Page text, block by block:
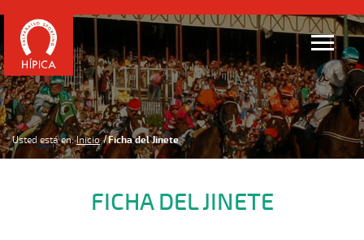
Usted está en: Inicio Ficha del Jinete
FICHA DEL JINETE